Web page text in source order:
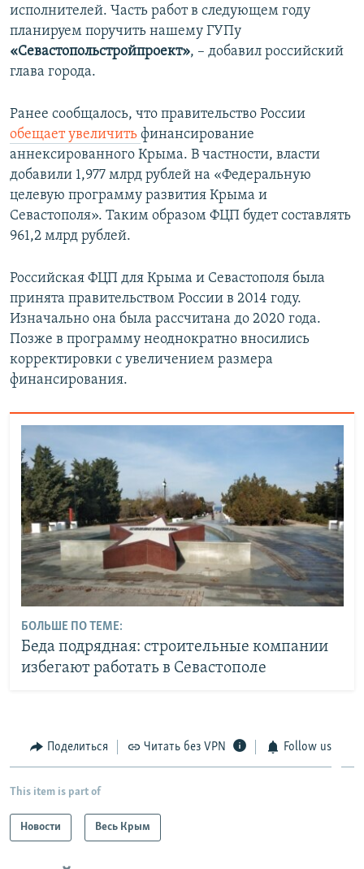
исполнителей. Часть работ в следующем году
планируем поручить нашему ГУПу
«Севастопольстройпроект», – добавил российский
глава города.
Ранее сообщалось, что правительство России
обещает увеличить финансирование
аннексированного Крыма. В частности, власти
добавили 1,977 млрд рублей на «Федеральную
целевую программу развития Крыма и
Севастополя». Таким образом ФЦП будет составлять
961,2 млрд рублей.
Российская ФЦП для Крыма и Севастополя была
принята правительством России в 2014 году.
Изначально она была рассчитана до 2020 года.
Позже в программу неоднократно вносились
корректировки с увеличением размера
финансирования.
БОЛЬШЕ ПО ТЕМЕ:
Беда подрядная: строительные компании
избегают работать в Севастополе
Поделиться Читать без VPN Follow us
This item is part of
Новости Весь Крым